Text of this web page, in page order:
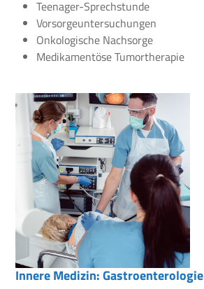
Teenager-Sprechstunde
Vorsorgeuntersuchungen
Onkologische Nachsorge
Medikamentöse Tumortherapie
Innere Medizin: Gastroenterologie